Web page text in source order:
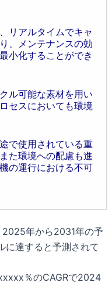
リアルタイムでキャ
、メンテナンスの効
小化することができ
ル可能な素材を用い
セスにおいても環境
で使用されている重
た環境への配慮も進
の運行における不可
年から2031年の予
達すると予測されて
％のCAGRで2024